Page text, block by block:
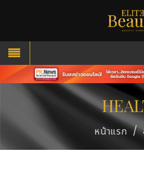
หน้าแรก /